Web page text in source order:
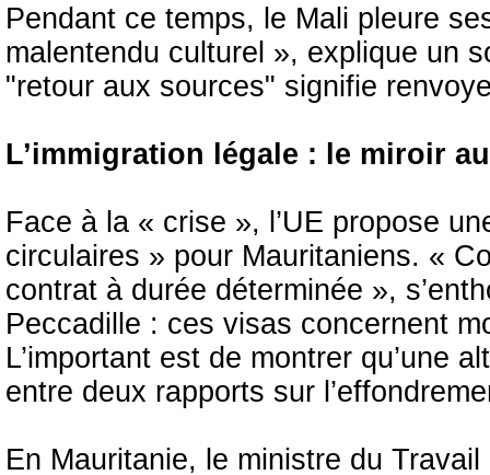
Pendant ce temps, le Mali pleure
malentendu culturel », explique un
"retour aux sources" signifie
L’immigration légale : le miroir
Face à la « crise », l’UE propose
circulaires » pour Mauritaniens. «
contrat à durée déterminée »,
Peccadille : ces visas concernent
L’important est de montrer qu’une
entre deux rapports sur
En Mauritanie, le ministre du